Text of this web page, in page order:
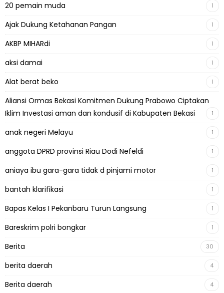
20 pemain muda 1
Ajak Dukung Ketahanan Pangan 1
AKBP MIHARdi 1
aksi damai 1
Alat berat beko 1
Aliansi Ormas Bekasi Komitmen Dukung Prabowo Ciptakan
Iklim Investasi aman dan kondusif di Kabupaten Bekasi
1
anak negeri Melayu 1
anggota DPRD provinsi Riau Dodi Nefeldi 1
aniaya ibu gara-gara tidak d pinjami motor 1
bantah klarifikasi 1
Bapas Kelas I Pekanbaru Turun Langsung 1
Bareskrim polri bongkar 1
Berita 30
berita daerah 4
Berita daerah 4